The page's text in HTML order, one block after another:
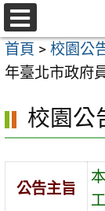
跳
至
主
要
容
選
單
首頁 > 校園公
年臺北市政府
校園公
公告主旨